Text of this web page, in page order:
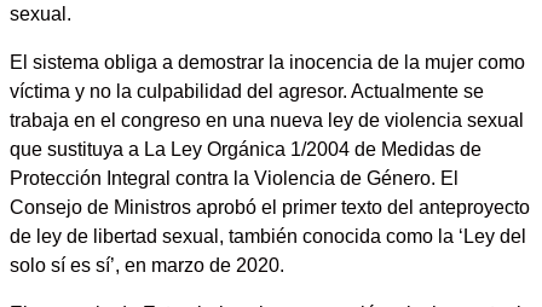
sexual.
El sistema obliga a demostrar la inocencia de la mujer como
víctima y no la culpabilidad del agresor. Actualmente se
trabaja en el congreso en una nueva ley de violencia sexual
que sustituya a La Ley Orgánica 1/2004 de Medidas de
Protección Integral contra la Violencia de Género. El
Consejo de Ministros aprobó el primer texto del anteproyecto
de ley de libertad sexual, también conocida como la ‘Ley del
solo sí es sí’, en marzo de 2020.